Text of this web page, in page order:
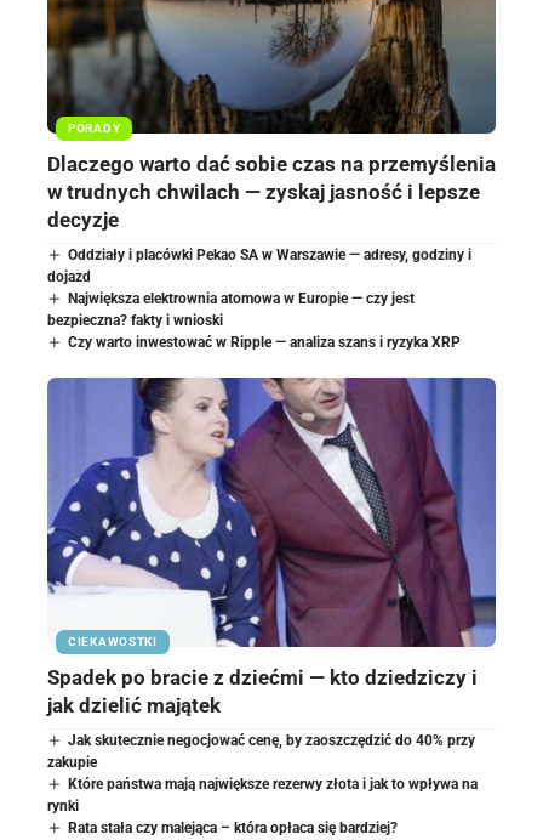
PORADY
Dlaczego warto dać sobie czas na przemyślenia
w trudnych chwilach — zyskaj jasność i lepsze
decyzje
Oddziały i placówki Pekao SA w Warszawie — adresy, godziny i
dojazd
Największa elektrownia atomowa w Europie — czy jest
bezpieczna? fakty i wnioski
Czy warto inwestować w Ripple — analiza szans i ryzyka XRP
CIEKAWOSTKI
Spadek po bracie z dziećmi — kto dziedziczy i
jak dzielić majątek
Jak skutecznie negocjować cenę, by zaoszczędzić do 40% przy
zakupie
Które państwa mają największe rezerwy złota i jak to wpływa na
rynki
Rata stała czy malejąca – która opłaca się bardziej?